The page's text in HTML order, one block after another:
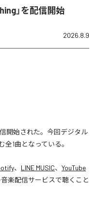
」を配信開始
2026.8.9
信開始された。今回デジタル
全1曲となっている。
、 LINE MUSIC、 YouTube
楽配信サービスで聴くこと